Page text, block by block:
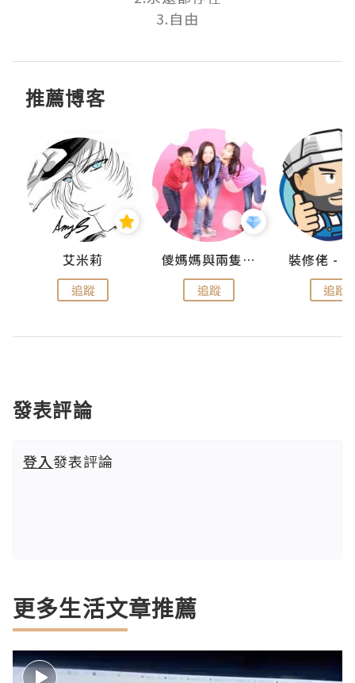
3.自由
推薦博客
艾米莉
追蹤
儍媽媽與兩隻小魔怪之家
追蹤 追蹤
發表評論
登入發表評論
更多生活文章推薦